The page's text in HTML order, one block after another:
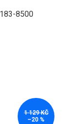
8500
1 129 KČ
–20 %